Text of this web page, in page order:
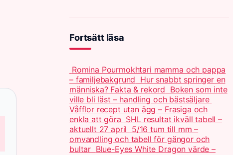
Fortsätt läsa
Romina Pourmokhtari mamma och pappa
– familjebakgrund Hur snabbt springer en
människa? Fakta & rekord Boken som inte
ville bli läst – handling och bästsäljare
Våfflor recept utan ägg – Frasiga och
enkla att göra SHL resultat ikväll tabell –
aktuellt 27 april 5/16 tum till mm –
omvandling och tabell för gängor och
bultar Blue-Eyes White Dragon värde –